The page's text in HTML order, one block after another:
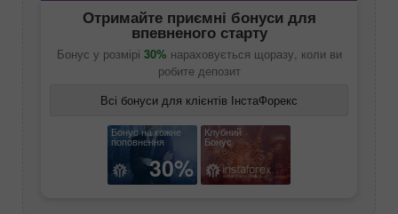
Отримайте приємні бонуси для
впевненого старту
Бонус у розмірі 30% нараховується щоразу, коли ви
робите депозит
Всі бонуси для клієнтів ІнстаФорекс
Бонус на кожне
поповнення
30%
Клубний
Бонус